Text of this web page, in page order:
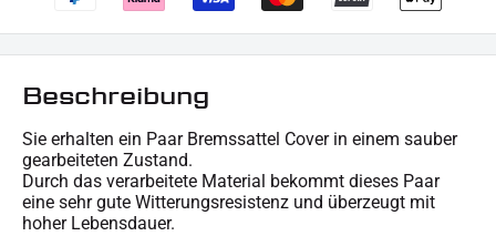
Beschreibung
Sie erhalten ein Paar Bremssattel Cover in einem sauber
gearbeiteten Zustand.
Durch das verarbeitete Material bekommt dieses Paar
eine sehr gute Witterungsresistenz und überzeugt mit
hoher Lebensdauer.